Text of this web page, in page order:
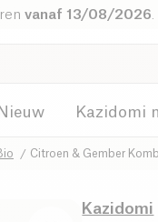
vanaf 13/08/2026
Nieuw Kazidomi
Citroen & Gember
Kazidomi